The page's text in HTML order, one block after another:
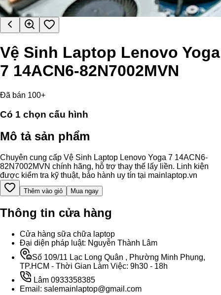
Vệ Sinh Laptop Lenovo Yoga
7 14ACN6-82N7002MVN
Đã bán 100+
Có 1 chọn cấu hình
Mô tả sản phẩm
Chuyên cung cấp Vệ Sinh Laptop Lenovo Yoga 7 14ACN6-
82N7002MVN chính hãng, hỗ trợ thay thế lấy liền. Linh kiện
được kiểm tra kỹ thuật, bảo hành uy tín tại mainlaptop.vn
Thêm vào giỏ Mua ngay
Thông tin cửa hàng
Cửa hàng sữa chữa laptop
Đại diện pháp luật: Nguyễn Thành Lâm
Số 109/11 Lạc Long Quân , Phường Minh Phụng,
TP.HCM - Thời Gian Làm Việc: 9h30 - 18h
Lâm 0933358385
Email: salemainlaptop@gmail.com